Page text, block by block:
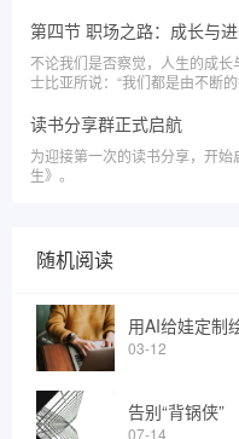
第四节 职场之路：成长与
不论我们是否察觉，人生的成
士比亚所说：“我们都是由不断
人的逻辑能力成为了一个热议的
读书分享群正式启航
为迎接第一次的读书分享，开
生》。
随机阅读
用AI给娃定制
03-12
告别“背锅侠”
07-14